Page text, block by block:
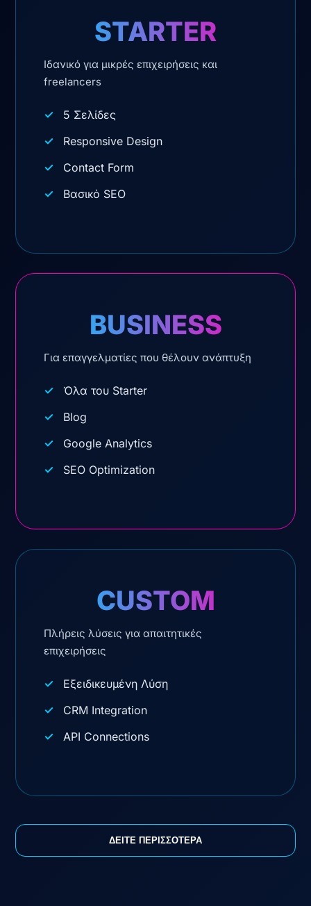
STARTER
Ιδανικό για μικρές επιχειρήσεις και
freelancers
5 Σελίδες
Responsive Design
Contact Form
Βασικό SEO
BUSINESS
Για επαγγελματίες που θέλουν ανάπτυξη
Όλα του Starter
Blog
Google Analytics
SEO Optimization
CUSTOM
Πλήρεις λύσεις για απαιτητικές
επιχειρήσεις
Εξειδικευμένη Λύση
CRM Integration
API Connections
ΔΕΙΤΕ ΠΕΡΙΣΣΟΤΕΡΑ